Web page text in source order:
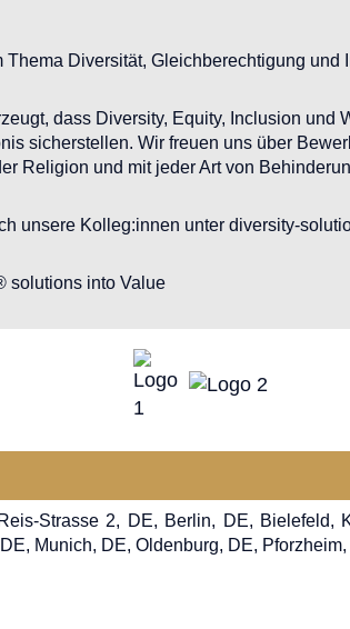
Thema Diversität, Gleichberechtigung
dass Diversity, Equity, Inclusion
sicherstellen. Wir freuen uns über
Religion und mit jeder Art von
unsere Kolleg:innen unter diversity-
solutions into Value
Strasse 2, DE, Berlin, DE,
Munich, DE, Oldenburg, DE,